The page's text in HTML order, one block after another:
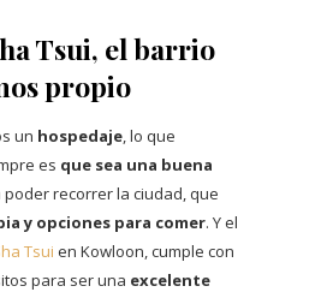
Tsui, el barrio
propio
un hospedaje, lo que
es que sea una buena
poder recorrer la ciudad, que
y opciones para comer. Y el
Tsui en Kowloon, cumple con
para ser una excelente